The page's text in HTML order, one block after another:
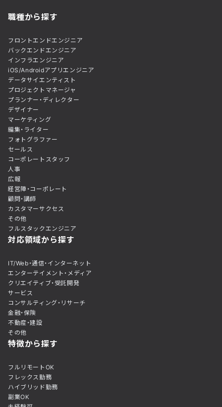
職種から探す
フロントエンドエンジニア
バックエンドエンジニア
インフラエンジニア
iOS/Androidアプリエンジニア
データサイエンティスト
プロジェクトマネージャ
プランナー・ディレクター
デザイナー
マーケティング
編集・ライター
フォトグラファー
セールス
コーポレートスタッフ
人事
広報
経営陣・コーポレート
顧問・講師
カスタマーサクセス
その他
フルスタックエンジニア
対応領域から探す
IT/Web・通信・インターネット
エンターテイメント・メディア
クリエイティブ・受託開発
サービス
コンサルティング・リサーチ
金融・保険
不動産・建設
その他
特徴から探す
フルリモートOK
フレックス勤務
ハイブリッド勤務
副業OK